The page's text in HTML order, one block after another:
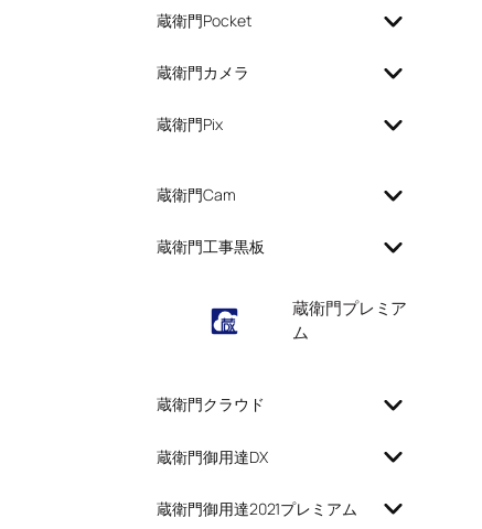
蔵衛門Pocket
蔵衛門カメラ
蔵衛門Pix
蔵衛門Cam
蔵衛門工事黒板
蔵衛門プレミア
ム
蔵衛門クラウド
蔵衛門御用達DX
蔵衛門御用達2021プレミアム